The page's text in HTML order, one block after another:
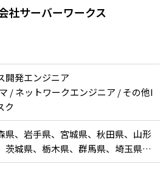
社サーバーワークス
開発エンジニア
/ ネットワークエンジニア / その他I
ク
県、岩手県、宮城県、秋田県、山形
茨城県、栃木県、群馬県、埼玉県、
都、神奈川県、新潟県、富山県、石